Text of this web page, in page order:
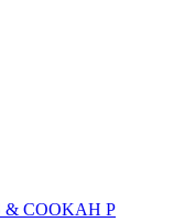
& COOKAH P